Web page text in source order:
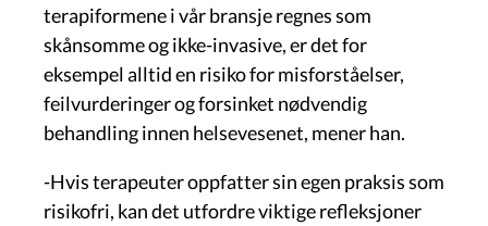
terapiformene i vår bransje regnes som
skånsomme og ikke-invasive, er det for
eksempel alltid en risiko for misforståelser,
feilvurderinger og forsinket nødvendig
behandling innen helsevesenet, mener han.
-Hvis terapeuter oppfatter sin egen praksis som
risikofri, kan det utfordre viktige refleksjoner